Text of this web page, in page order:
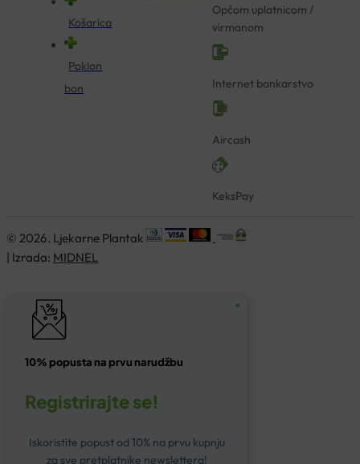
Košarica
Poklon
bon
Općom uplatnicom /
virmanom
Internet bankarstvo
Aircash
KeksPay
© 2026. Ljekarne Plantak
| Izrada: MIDNEL
10% popusta na prvu narudžbu
Registrirajte se!
Iskoristite popust od 10% na prvu kupnju
za sve pretplatnike newslettera!